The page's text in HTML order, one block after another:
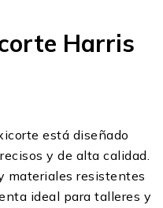
Harris
está diseñado
y de alta calidad.
materiales resistentes
ideal para talleres y